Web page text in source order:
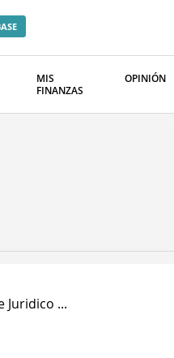
MIS
FINANZAS
OPINIÓN
Juridico ...